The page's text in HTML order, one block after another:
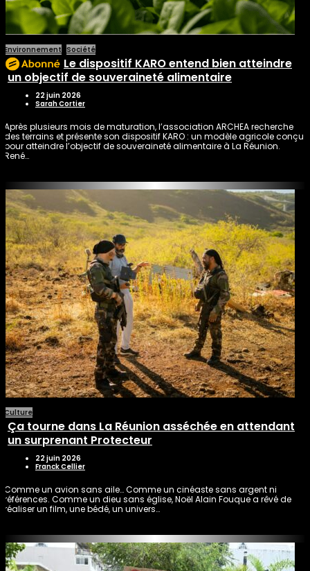
Environnement Société
Le dispositif KARO entend bien atteindre
un objectif de souveraineté alimentaire
22 juin 2026
Sarah Cortier
Après plusieurs mois de maturation, l’association ARCHEA recherche
des terrains et présente son dispositif KARO : un modèle agricole conçu
pour atteindre l’objectif de souveraineté alimentaire à La Réunion.
René…
Culture
Ça tourne dans La Réunion asséchée en attendant
un surprenant Protecteur
22 juin 2026
Franck Cellier
Comme un avion sans aile… Comme un cinéaste sans argent ni
références. Comme un dieu sans église, Noël Alain Fouque a rêvé de
réaliser un film, une bédé, un univers…